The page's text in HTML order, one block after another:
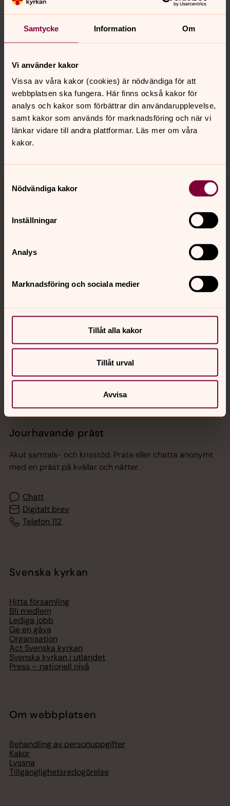
Samtycke Information Om
Vi använder kakor
Vissa av våra kakor (cookies) är nödvändiga för att
webbplatsen ska fungera. Här finns också kakor för
analys och kakor som förbättrar din användarupplevelse,
samt kakor som används för marknadsföring och när vi
länkar vidare till andra plattformar. Läs mer om våra
kakor.
Nödvändiga kakor
Inställningar
Analys
Marknadsföring och sociala medier
Tillåt alla kakor
Tillåt urval
Avvisa
Aftonbön: Erik B Tanzborn
Fri entré /Kollekt till musikverksamheten
Synpunkter eller frågor på sidans
innehåll?
hudiksvallsbygdens.forsamling@svenskakyrkan.se
Tillbaka till toppen
Tillbaka till innehållet
Hitta snabbt
Sociala kanaler
Jourhavande präst
Akut samtals- och krisstöd. Prata eller chatta anonymt
med en präst på kvällar och nätter.
Chatt
Digitalt brev
Telefon 112
Svenska kyrkan
Hitta församling
Bli medlem
Lediga jobb
Ge en gåva
Organisation
Act Svenska kyrkan
Svenska kyrkan i utlandet
Press – nationell nivå
Om webbplatsen
Behandling av personuppgifter
Kakor
Lyssna
Tillgänglighetsredogörelse